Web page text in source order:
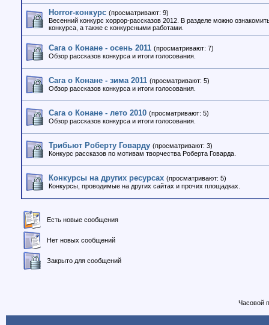
Horror-конкурс (просматривают: 9)
Весенний конкурс хоррор-рассказов 2012. В разделе можно
конкурса, а также с конкурсными работами.
Сага о Конане - осень 2011 (просматривают: 7)
Обзор рассказов конкурса и итоги голосования.
Сага о Конане - зима 2011 (просматривают: 5)
Обзор рассказов конкурса и итоги голосования.
Сага о Конане - лето 2010 (просматривают: 5)
Обзор рассказов конкурса и итоги голосования.
Трибьют Роберту Говарду (просматривают: 3)
Конкурс рассказов по мотивам творчества Роберта Говарда.
Конкурсы на других ресурсах (просматривают: 5)
Конкурсы, проводимые на других сайтах и прочих площадках.
Есть новые сообщения
Нет новых сообщений
Закрыто для сообщений
Часовой